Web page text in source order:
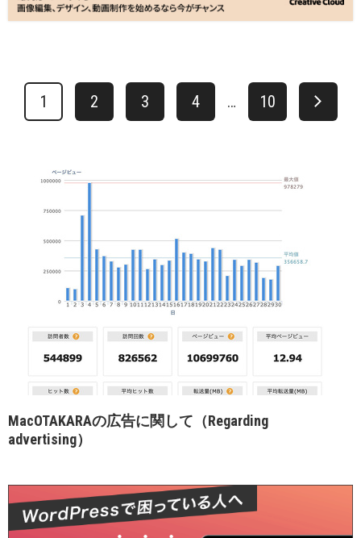
1 2 3 4 … 10
MacOTAKARAの広告に関して（Regarding
advertising）